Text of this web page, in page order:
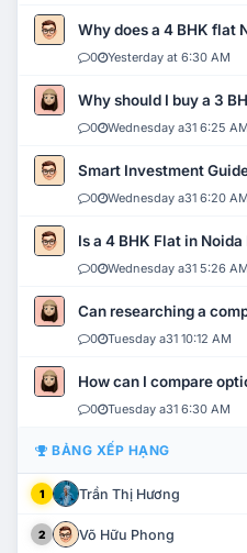
Why does a 4 BHK flat
0 Yesterday at 6:30 AM
Why should I buy a 3
0 Wednesday a31 6:25 AM
Smart Investment
0 Wednesday a31 6:20 AM
Is a 4 BHK Flat in Noida
0 Wednesday a31 5:26 AM
Can researching a
0 Tuesday a31 10:12 AM
How can I compare
0 Tuesday a31 6:30 AM
BẢNG XẾP HẠNG
1 Trần Thị Hương
2 Võ Hữu Phong